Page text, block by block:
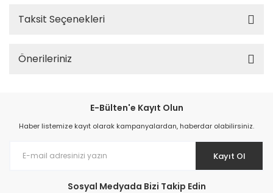
Taksit Seçenekleri
Önerileriniz
E-Bülten'e Kayıt Olun
Haber listemize kayıt olarak kampanyalardan, haberdar olabilirsiniz.
Kayıt Ol
Sosyal Medyada Bizi Takip Edin